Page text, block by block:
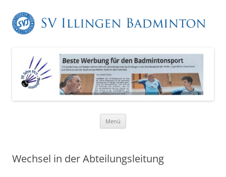
Menü
Wechsel in der Abteilungsleitung